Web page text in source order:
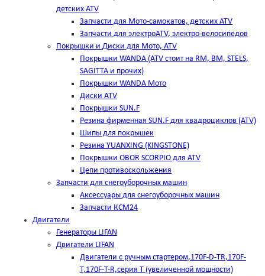
детских ATV
Запчасти для Мото-самокатов, детских ATV
Запчасти для электроATV, электро-велосипедов
Покрышки и Диски для Мото, ATV
Покрышки WANDA (АТV стоит на RM, BM, STELS,
SAGITTA и прочих)
Покрышки WANDA Мото
Диски ATV
Покрышки SUN.F
Резина фирменная SUN.F для квадроциклов (АТV)
Шипы для покрышек
Резина YUANXING (KINGSTONE)
Покрышки OBOR SCORPIO для ATV
Цепи противоскольжения
Запчасти для снегоуборочных машин
Аксессуары для снегоуборочных машин
Запчасти КСМ24
Двигатели
Генераторы LIFAN
Двигатели LIFAN
Двигатели с ручным стартером,170F-D-TR,170F-
T,170F-T-R,серия Т (увеличенной мощности)